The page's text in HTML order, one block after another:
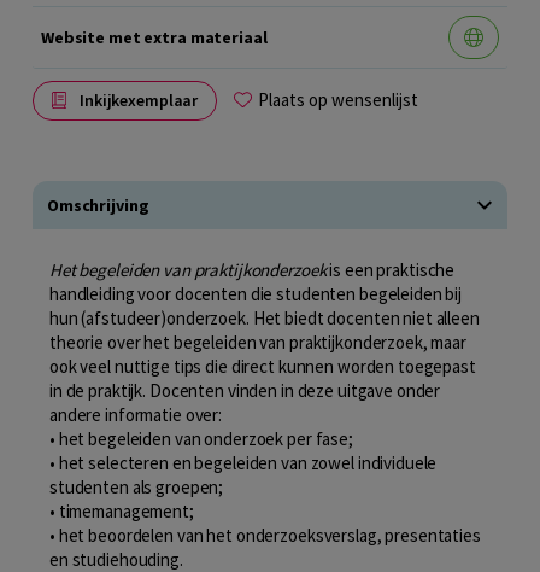
Website met extra materiaal
Inkijkexemplaar Plaats op wensenlijst
Omschrijving
Het begeleiden van praktijkonderzoekis een praktische
handleiding voor docenten die studenten begeleiden bij
hun (afstudeer)onderzoek. Het biedt docenten niet alleen
theorie over het begeleiden van praktijkonderzoek, maar
ook veel nuttige tips die direct kunnen worden toegepast
in de praktijk. Docenten vinden in deze uitgave onder
andere informatie over:
• het begeleiden van onderzoek per fase;
• het selecteren en begeleiden van zowel individuele
studenten als groepen;
• timemanagement;
• het beoordelen van het onderzoeksverslag, presentaties
en studiehouding.